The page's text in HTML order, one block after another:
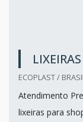
ECOPLAST /
Atendimento
lixeiras para